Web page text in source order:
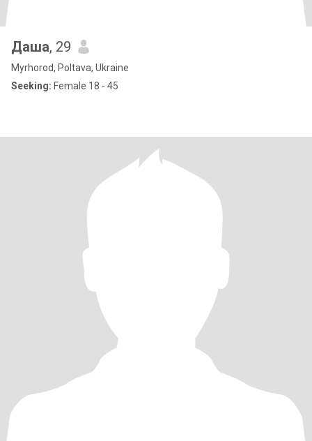
Даша, 29
Myrhorod, Poltava, Ukraine
Seeking: Female 18 - 45